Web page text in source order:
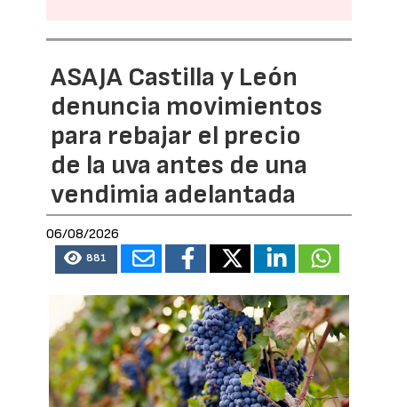
ASAJA Castilla y León
denuncia movimientos
para rebajar el precio
de la uva antes de una
vendimia adelantada
06/08/2026
881